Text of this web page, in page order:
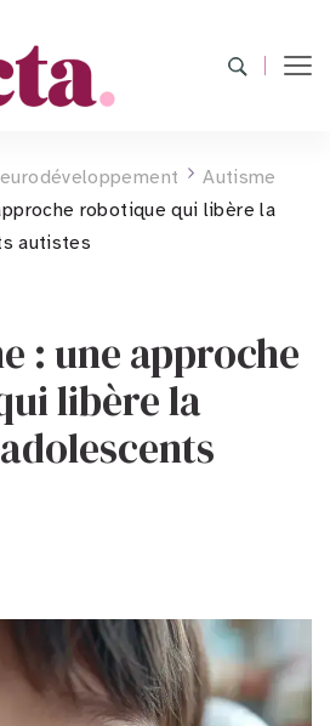
Autisme
robotique qui libère la
autistes
: une approche
libère la